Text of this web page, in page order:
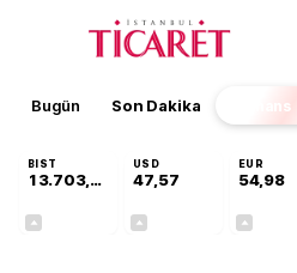
Bugün Son Dakika Finans
BIST
13.703,13
USD
47,57
EUR
54,98